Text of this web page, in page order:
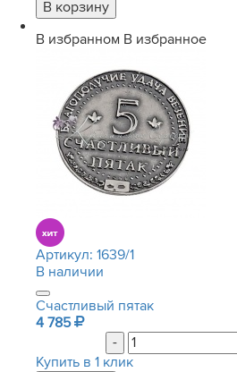
В избранном В избранное
Артикул: 1639/1
В наличии
Счастливый пятак
4 785
-
Купить в 1 клик